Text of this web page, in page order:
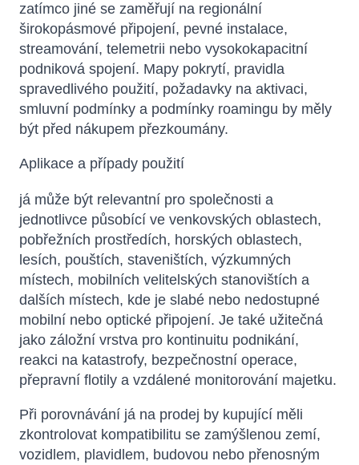
zatímco jiné se zaměřují na regionální
širokopásmové připojení, pevné instalace,
streamování, telemetrii nebo vysokokapacitní
podniková spojení. Mapy pokrytí, pravidla
spravedlivého použití, požadavky na aktivaci,
smluvní podmínky a podmínky roamingu by měly
být před nákupem přezkoumány.
Aplikace a případy použití
já může být relevantní pro společnosti a
jednotlivce působící ve venkovských oblastech,
pobřežních prostředích, horských oblastech,
lesích, pouštích, staveništích, výzkumných
místech, mobilních velitelských stanovištích a
dalších místech, kde je slabé nebo nedostupné
mobilní nebo optické připojení. Je také užitečná
jako záložní vrstva pro kontinuitu podnikání,
reakci na katastrofy, bezpečnostní operace,
přepravní flotily a vzdálené monitorování majetku.
Při porovnávání já na prodej by kupující měli
zkontrolovat kompatibilitu se zamýšlenou zemí,
vozidlem, plavidlem, budovou nebo přenosným